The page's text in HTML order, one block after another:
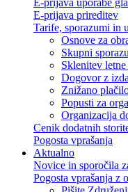
E-prijava uporabe
E-prijava prireditev
Tarife, sporazumi in
Osnove za
Skupni
Sklenitev
Dogovor z
Znižano
Popusti za
Organizacija
Cenik dodatnih
Pogosta vprašanja
Aktualno
Novice in sporočila
Pogosta vprašanja z